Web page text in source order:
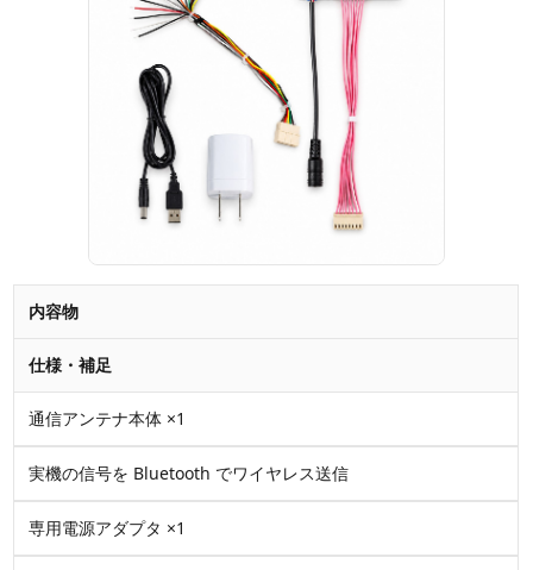
内容物
仕様・補足
通信アンテナ本体 ×1
実機の信号を Bluetooth でワイヤレス送信
専用電源アダプタ ×1